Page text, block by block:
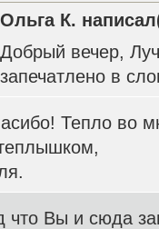
Ольга К.
Добрый вечер,
запечатлено в
Тепло во
что Вы и сюда